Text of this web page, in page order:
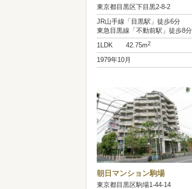
東京都目黒区下目黒2-8-2
JR山手線「目黒駅」徒歩6分
東急目黒線「不動前駅」徒歩8分
1LDK 42.75m2
1979年10月
朝日マンション駒場
東京都目黒区駒場1-44-14